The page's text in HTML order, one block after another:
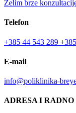
Želim brze
Telefon
+385 44 543 289
E-mail
info@poliklinika-
ADRESA I